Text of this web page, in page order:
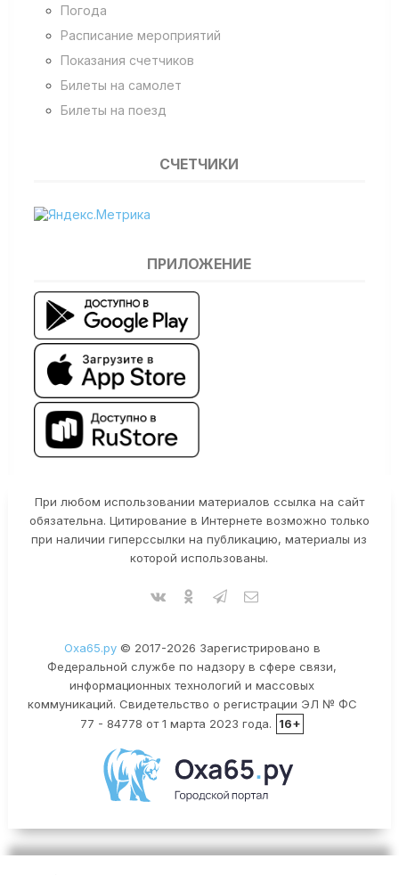
Погода
Расписание мероприятий
Показания счетчиков
Билеты на самолет
Билеты на поезд
СЧЕТЧИКИ
ПРИЛОЖЕНИЕ
При любом использовании материалов ссылка на сайт
обязательна. Цитирование в Интернете возможно только
при наличии гиперссылки на публикацию, материалы из
которой использованы.
Оха65.ру© 2017-2026 Зарегистрировано в
Федеральной службе по надзору в сфере связи,
информационных технологий и массовых
коммуникаций. Свидетельство о регистрации ЭЛ № ФС
77 - 84778 от 1 марта 2023 года.
16+